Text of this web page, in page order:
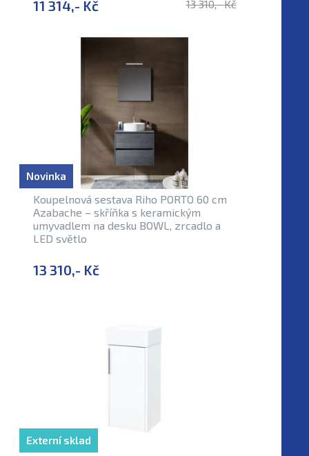
11 314,- Kč 13 310,- Kč
Koupelnová sestava Riho PORTO 60 cm
Azabache – skříňka s keramickým
umyvadlem na desku BOWL, zrcadlo a
LED světlo
13 310,- Kč
Novinka
Externí sklad